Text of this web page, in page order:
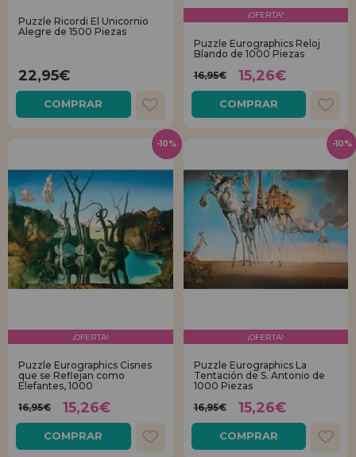
Puzzle Ricordi El Unicornio
Alegre de 1500 Piezas
22,95€
COMPRAR
¡OFERTA!
Puzzle Eurographics Reloj
Blando de 1000 Piezas
16,95€
15,26€
COMPRAR
¡OFERTA!
Puzzle Eurographics Cisnes
que se Reflejan como
Elefantes, 1000
16,95€
15,26€
COMPRAR
-10%
¡OFERTA!
Puzzle Eurographics La
Tentación de S. Antonio de
1000 Piezas
16,95€
15,26€
COMPRAR
-10%